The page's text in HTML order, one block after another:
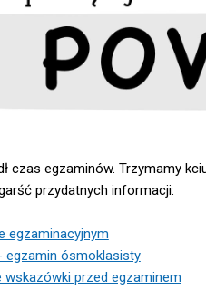
czas egzaminów. Trzymamy
przydatnych informacji:
egzaminacyjnym
egzamin ósmoklasisty
wskazówki przed egzaminem